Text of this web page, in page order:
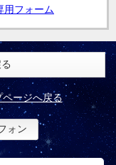
用フォーム
ページへ戻る
ォン